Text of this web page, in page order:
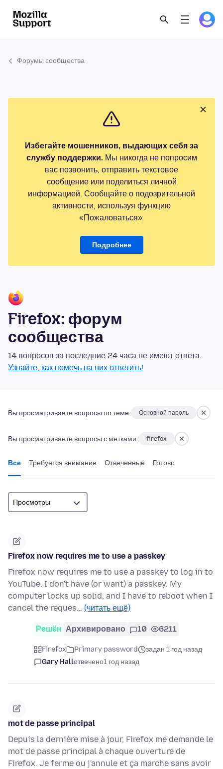
Форумы сообщества
Избегайте мошенников, выдающих себя за
службу поддержки.Мы никогда не попросим
вас позвонить, отправить текстовое
сообщение или поделиться личной
информацией. Сообщайте о подозрительной
активности, используя функцию
«Пожаловаться».
Подробнее
Firefox: форум
сообщества
14 вопросов за последние 24 часа не имеют ответа.
Узнайте, как помочь на них ответить!
Вы просматриваете вопросы по теме: Основной пароль
Вы просматриваете вопросы с метками: firefox
Все Требуется внимание Отвеченные Готово
Firefox now requires me to use a passkey
Firefox now requires me to use a passkey to log in to
YouTube. I don't have (or want) a passkey. My
computer locks up solid, and I have to reboot when I
cancel the reques… (читать ещё)
Решён Архивировано 10 6211
Firefox Primary password
задан 1 год назад
Gary Hallотвечено1 год назад
mot de passe principal
Depuis la dernière mise à jour, Firefox me demande le
mot de passe principal à chaque ouverture de
Firefox. Je ferme ou j'annule et ça marche sans avoir